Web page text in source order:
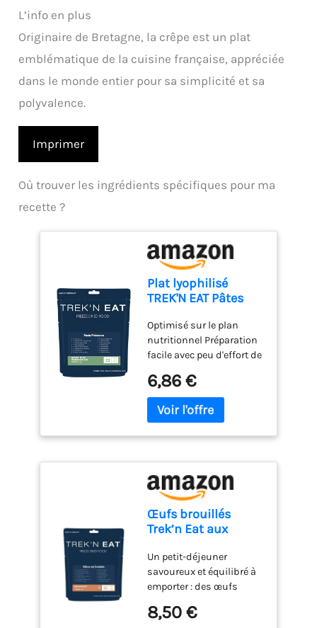
L’info en plus
Originaire de Bretagne, la crêpe est un plat
emblématique de la cuisine française, appréciée
dans le monde entier pour sa simplicité et sa
polyvalence.
Imprimer
Où trouver les ingrédients spécifiques pour ma
recette ?
Plat lyophilisé
TREK'N EAT Pâtes
légumes variés
Optimisé sur le plan
nutritionnel Préparation
facile avec peu d'effort de
significative du poids et
du volume Économies de
carburant Convient pour
6,86 €
Œufs brouillés
Trek’n Eat aux
préparation pour
petit-déjeuner en
plein air | Avec de
l’eau, environ 310 g
d’œufs brouillés
Un petit-déjeuner
savoureux et équilibré à
emporter : des œufs
oignons, tomates et
8,50 €